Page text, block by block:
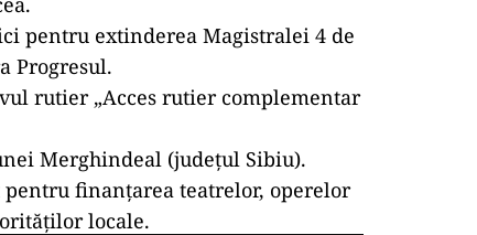
pentru extinderea Magistralei 4 de
Progresul.
rutier „Acces rutier complementar
Merghindeal (județul Sibiu).
finanțarea teatrelor, operelor
locale.